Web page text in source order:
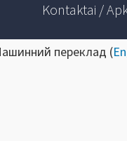
Kontaktai /
переклад (